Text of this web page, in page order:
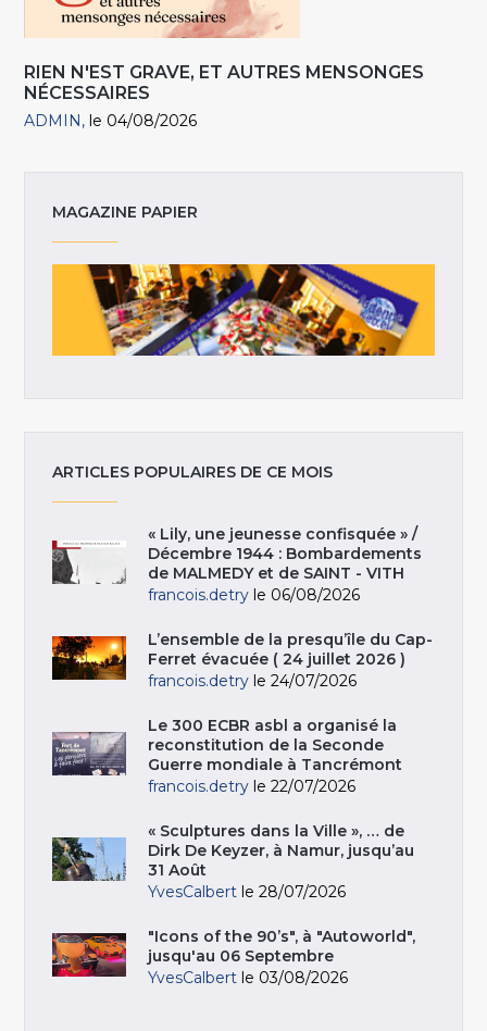
RIEN N'EST GRAVE, ET AUTRES MENSONGES
NÉCESSAIRES
ADMIN le 04/08/2026
MAGAZINE PAPIER
ARTICLES POPULAIRES DE CE MOIS
« Lily, une jeunesse confisquée » /
Décembre 1944 : Bombardements
de MALMEDY et de SAINT - VITH
francois.detry le 06/08/2026
L’ensemble de la presqu’île du Cap-
Ferret évacuée ( 24 juillet 2026 )
francois.detry le 24/07/2026
Le 300 ECBR asbl a organisé la
reconstitution de la Seconde
Guerre mondiale à Tancrémont
francois.detry le 22/07/2026
« Sculptures dans la Ville », … de
Dirk De Keyzer, à Namur, jusqu’au
31 Août
YvesCalbert le 28/07/2026
"Icons of the 90’s", à "Autoworld",
jusqu'au 06 Septembre
YvesCalbert le 03/08/2026